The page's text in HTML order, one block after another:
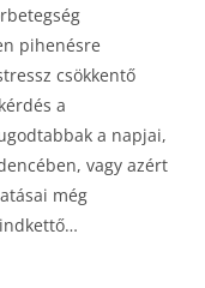
pihenésre
csökkentő
a
a napjai,
vagy azért
még